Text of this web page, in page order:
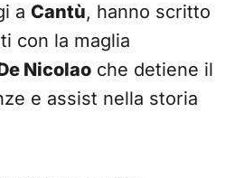
a Cantù, hanno scritto
con la maglia
Nicolao che detiene il
e assist nella storia